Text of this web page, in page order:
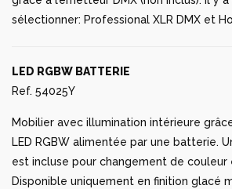
sélectionner: Professional XLR DMX et
LED RGBW BATTERIE
Ref. 54025Y
Mobilier avec illumination intérieure
LED RGBW alimentée par une batterie.
est incluse pour changement de couleur
Disponible uniquement en finition glacé